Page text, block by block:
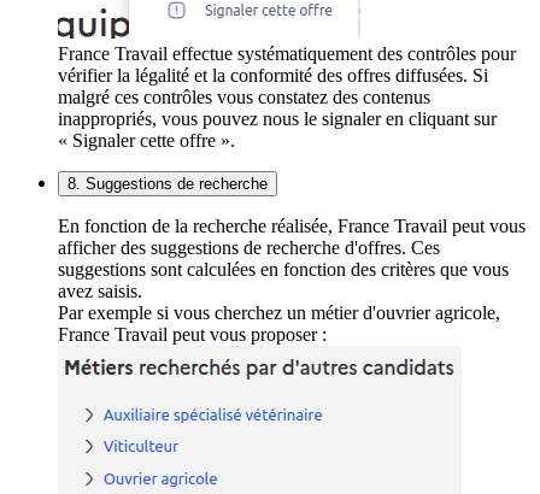
France Travail effectue systématiquement des contrôles pour
vérifier la légalité et la conformité des offres diffusées. Si
malgré ces contrôles vous constatez des contenus
inappropriés, vous pouvez nous le signaler en cliquant sur
« Signaler cette offre ».
8. Suggestions de recherche
En fonction de la recherche réalisée, France Travail peut vous
afficher des suggestions de recherche d'offres. Ces
suggestions sont calculées en fonction des critères que vous
avez saisis.
Par exemple si vous cherchez un métier d'ouvrier agricole,
France Travail peut vous proposer :